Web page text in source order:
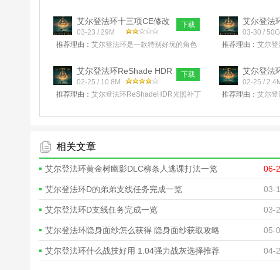
下载
艾尔登法环十三项CE修改
器v1.0 绿色
03-23 / 29M
推荐理由： 艾尔登法环是一款特别好玩的角色
器里面，用户可以设置基本的血量
艾尔登法
中文硬盘
03-30 / 50G
推荐理由： 艾尔
未知的奇幻世界
下载
艾尔登法环ReShade HDR
光照补丁绿色
02-25 / 10.8M
推荐理由： 艾尔登法环ReShadeHDR光照补丁
ReShade的方式来为游戏提供更好的光照效果
艾尔登法
v1.0 绿色
02-25 /
推荐理由： 艾尔登
捏脸数据,并且本
相关文章
06-
艾尔登法环黄金树幽影DLC柳条人逃课打法一览
03-
艾尔登法环D的弟弟支线任务完成一览
03-
艾尔登法环D支线任务完成一览
05-
艾尔登法环隐身面纱怎么获得 隐身面纱获取攻略
04-
艾尔登法环什么战技好用 1.04强力战灰选择推荐